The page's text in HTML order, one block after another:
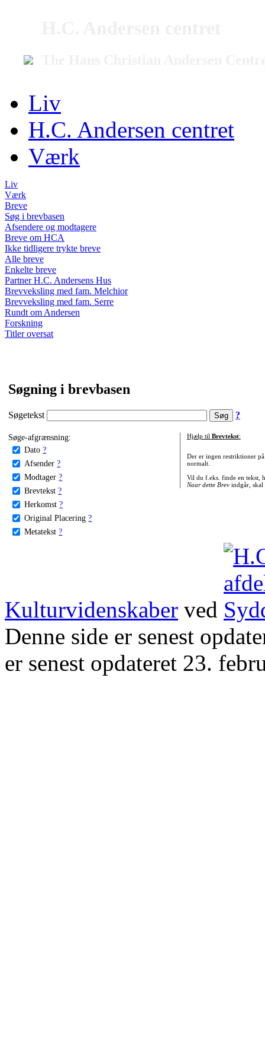
Liv
H.C. Andersen centret
Værk
Liv
Værk
Breve
Søg i brevbasen
Afsendere og modtagere
Breve om HCA
Ikke tidligere trykte breve
Alle breve
Enkelte breve
Partner H.C. Andersens Hus
Brevveksling med fam. Melchior
Brevveksling med fam. Serre
Rundt om Andersen
Forskning
Titler oversat
Søgning i brevbasen
Søgetekst ?
Søge-afgrænsning:
Dato ?
Afsender ?
Modtager ?
Brevtekst ?
Herkomst ?
Original Placering ?
Metatekst ?
Hjælp til Brevtekst:
Der er ingen restriktioner
normalt.
Vil du f.eks. finde en tekst,
Naar dette Brevindgår, skal
Kulturvidenskaber ved
Denne side er senest
er senest opdateret 23.